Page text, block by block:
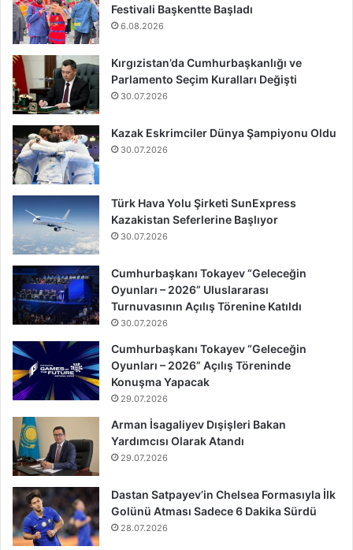
Festivali Başkentte Başladı
6.08.2026
Kırgızistan’da Cumhurbaşkanlığı ve
Parlamento Seçim Kuralları Değişti
30.07.2026
Kazak Eskrimciler Dünya Şampiyonu Oldu
30.07.2026
Türk Hava Yolu Şirketi SunExpress
Kazakistan Seferlerine Başlıyor
30.07.2026
Cumhurbaşkanı Tokayev “Geleceğin
Oyunları – 2026” Uluslararası
Turnuvasının Açılış Törenine Katıldı
30.07.2026
Cumhurbaşkanı Tokayev “Geleceğin
Oyunları – 2026” Açılış Töreninde
Konuşma Yapacak
29.07.2026
Arman İsagaliyev Dışişleri Bakan
Yardımcısı Olarak Atandı
29.07.2026
Dastan Satpayev’in Chelsea Formasıyla İlk
Golünü Atması Sadece 6 Dakika Sürdü
28.07.2026